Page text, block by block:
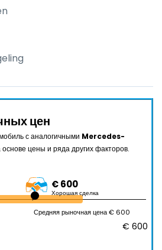
цен
с аналогичными Mercedes-
основе цены и ряда других факторов.
€ 600
Хорошая сделка
Средняя рыночная цена € 600
€ 600